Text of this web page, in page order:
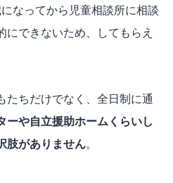
なってから児童相談所に相談
にできないため、してもらえ
たちだけでなく、全日制に通
ーや自立援助ホームくらいし
肢がありません。